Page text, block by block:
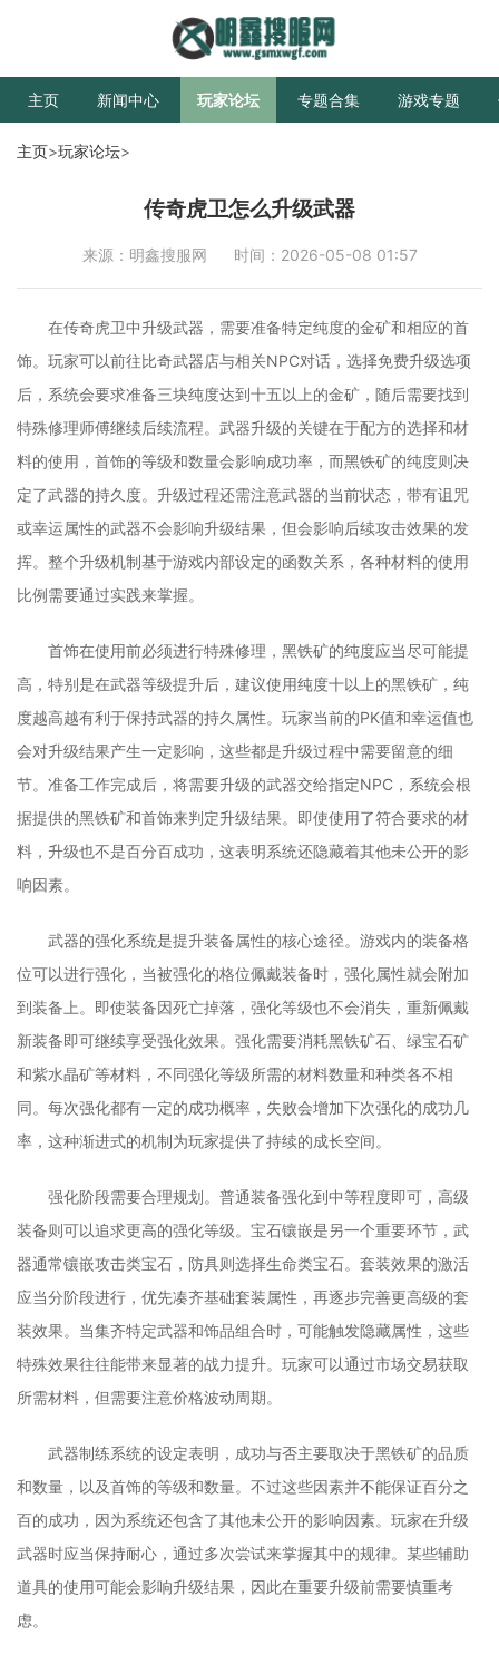
主页 新闻中心 玩家论坛 专题合集 游戏专题
主页>玩家论坛>
传奇虎卫怎么升级武器
来源：明鑫搜服网 时间：2026-05-08 01:57
在传奇虎卫中升级武器，需要准备特定纯度的金矿和相应的首
饰。玩家可以前往比奇武器店与相关NPC对话，选择免费升级选项
后，系统会要求准备三块纯度达到十五以上的金矿，随后需要找到
特殊修理师傅继续后续流程。武器升级的关键在于配方的选择和材
料的使用，首饰的等级和数量会影响成功率，而黑铁矿的纯度则决
定了武器的持久度。升级过程还需注意武器的当前状态，带有诅咒
或幸运属性的武器不会影响升级结果，但会影响后续攻击效果的发
挥。整个升级机制基于游戏内部设定的函数关系，各种材料的使用
比例需要通过实践来掌握。
首饰在使用前必须进行特殊修理，黑铁矿的纯度应当尽可能提
高，特别是在武器等级提升后，建议使用纯度十以上的黑铁矿，纯
度越高越有利于保持武器的持久属性。玩家当前的PK值和幸运值也
会对升级结果产生一定影响，这些都是升级过程中需要留意的细
节。准备工作完成后，将需要升级的武器交给指定NPC，系统会根
据提供的黑铁矿和首饰来判定升级结果。即使使用了符合要求的材
料，升级也不是百分百成功，这表明系统还隐藏着其他未公开的影
响因素。
武器的强化系统是提升装备属性的核心途径。游戏内的装备格
位可以进行强化，当被强化的格位佩戴装备时，强化属性就会附加
到装备上。即使装备因死亡掉落，强化等级也不会消失，重新佩戴
新装备即可继续享受强化效果。强化需要消耗黑铁矿石、绿宝石矿
和紫水晶矿等材料，不同强化等级所需的材料数量和种类各不相
同。每次强化都有一定的成功概率，失败会增加下次强化的成功几
率，这种渐进式的机制为玩家提供了持续的成长空间。
强化阶段需要合理规划。普通装备强化到中等程度即可，高级
装备则可以追求更高的强化等级。宝石镶嵌是另一个重要环节，武
器通常镶嵌攻击类宝石，防具则选择生命类宝石。套装效果的激活
应当分阶段进行，优先凑齐基础套装属性，再逐步完善更高级的套
装效果。当集齐特定武器和饰品组合时，可能触发隐藏属性，这些
特殊效果往往能带来显著的战力提升。玩家可以通过市场交易获取
所需材料，但需要注意价格波动周期。
武器制练系统的设定表明，成功与否主要取决于黑铁矿的品质
和数量，以及首饰的等级和数量。不过这些因素并不能保证百分之
百的成功，因为系统还包含了其他未公开的影响因素。玩家在升级
武器时应当保持耐心，通过多次尝试来掌握其中的规律。某些辅助
道具的使用可能会影响升级结果，因此在重要升级前需要慎重考
虑。